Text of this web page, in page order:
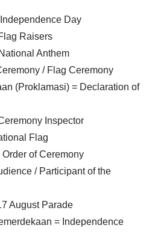
Day
Raisers
Anthem
/ Flag Ceremony
(Proklamasi) = Declaration of
Inspector
Flag
of Ceremony
/ Participant of the
August Parade
= Independence